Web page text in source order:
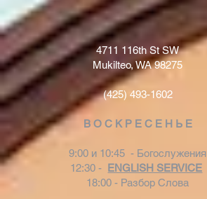
4711 116th St SW
Mukilteo, WA 98275
(425) 493-1602
В О С К Р Е С Е Н Ь Е
9:00 и 10:45 - Богослужения
12:30 -
ENGLISH SERVICE
18:00 - Разбор Слова